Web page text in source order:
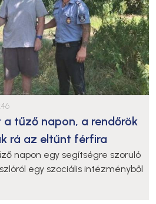
tűző napon, a rendőrök
rá az eltűnt férfira
napon egy segítségre szoruló
egy szociális intézményből